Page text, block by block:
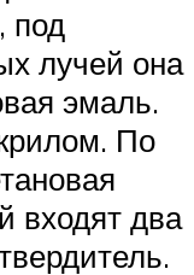
под
лучей она
эмаль.
По
входят два